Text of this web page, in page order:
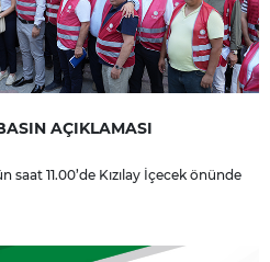
AÇIKLAMASI
saat 11.00’de Kızılay İçecek önünde